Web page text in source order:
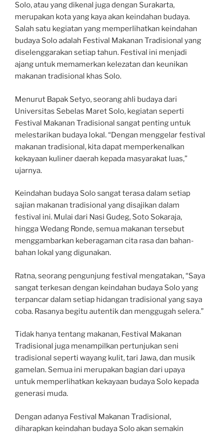
Solo, atau yang dikenal juga dengan Surakarta,
merupakan kota yang kaya akan keindahan budaya.
Salah satu kegiatan yang memperlihatkan keindahan
budaya Solo adalah Festival Makanan Tradisional yang
diselenggarakan setiap tahun. Festival ini menjadi
ajang untuk memamerkan kelezatan dan keunikan
makanan tradisional khas Solo.
Menurut Bapak Setyo, seorang ahli budaya dari
Universitas Sebelas Maret Solo, kegiatan seperti
Festival Makanan Tradisional sangat penting untuk
melestarikan budaya lokal. “Dengan menggelar festival
makanan tradisional, kita dapat memperkenalkan
kekayaan kuliner daerah kepada masyarakat luas,”
ujarnya.
Keindahan budaya Solo sangat terasa dalam setiap
sajian makanan tradisional yang disajikan dalam
festival ini. Mulai dari Nasi Gudeg, Soto Sokaraja,
hingga Wedang Ronde, semua makanan tersebut
menggambarkan keberagaman cita rasa dan bahan-
bahan lokal yang digunakan.
Ratna, seorang pengunjung festival mengatakan, “Saya
sangat terkesan dengan keindahan budaya Solo yang
terpancar dalam setiap hidangan tradisional yang saya
coba. Rasanya begitu autentik dan menggugah selera.”
Tidak hanya tentang makanan, Festival Makanan
Tradisional juga menampilkan pertunjukan seni
tradisional seperti wayang kulit, tari Jawa, dan musik
gamelan. Semua ini merupakan bagian dari upaya
untuk memperlihatkan kekayaan budaya Solo kepada
generasi muda.
Dengan adanya Festival Makanan Tradisional,
diharapkan keindahan budaya Solo akan semakin